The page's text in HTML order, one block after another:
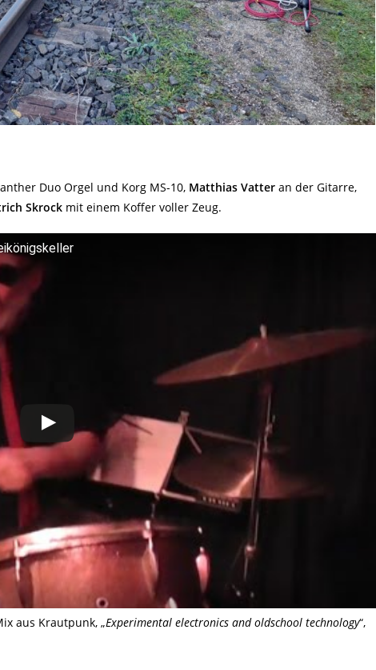
Duo Orgel und Korg MS-10, Matthias Vatter an der Gitarre,
Skrock mit einem Koffer voller Zeug.
aus Krautpunk, „Experimental electronics and oldschool technology“,